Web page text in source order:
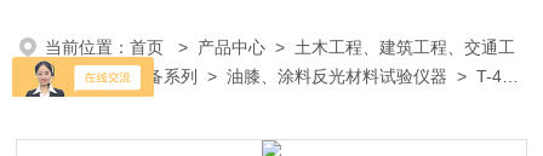
当前位置：首页 > 产品中心 > 土木工程、建筑工程、交通工
程试验仪器设备系列
>油膝、涂料反光材料试验仪器 > T-4粘